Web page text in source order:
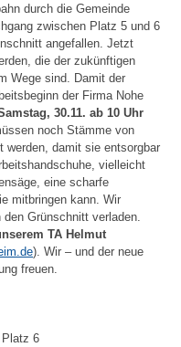
durch die Gemeinde
zwischen Platz 5 und 6
angefallen. Jetzt
die der zukünftigen
Wege sind. Damit der
der Firma Nohe
30.11. ab 10 Uhr
noch Stämme von
werden, damit sie entsorgbar
vielleicht
eine scharfe
mitbringen kann. Wir
Grünschnitt verladen.
TA Helmut
). Wir – und der neue
freuen.
6